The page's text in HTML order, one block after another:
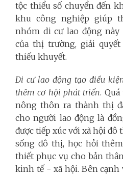
tộc thiểu số chuyển đến
khu công nghiệp giúp
nhóm di cư lao động
của thị trường, giải
thiếu khuyết.
Di cư lao động tạo điều
thêm cơ hội phát triển.
nông thôn ra thành thị
cho người lao động là
được tiếp xúc với xã hội đô
sống đô thị, học hỏi
thiết phục vụ cho bản
kinh tế - xã hội. Bên cạnh